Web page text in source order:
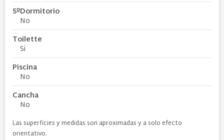
5ºDormitorio
No
Toilette
Si
Piscina
No
Cancha
No
Las superficies y medidas son aproximadas y a solo efecto
orientativo.